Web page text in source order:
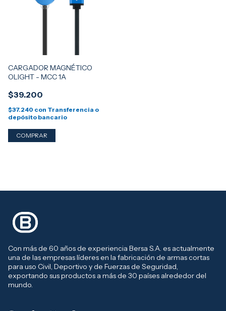
CARGADOR MAGNÉTICO
OLIGHT - MCC 1A
$39.200
$37.240 con Transferencia o
depósito bancario
Con más de 60 años de experiencia Bersa S.A. es actualmente
una de las empresas líderes en la fabricación de armas cortas
para uso Civil, Deportivo y de Fuerzas de Seguridad,
exportando sus productos a más de 30 países alrededor del
mundo.